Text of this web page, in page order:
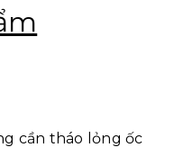
cần tháo lỏng ốc